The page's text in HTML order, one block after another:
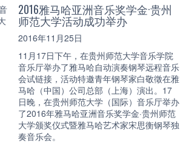
2016雅马哈亚洲音乐奖学金·贵州
师范大学活动成功举办
2016年11月25日
11月17日下午，在贵州师范大学音乐学院
音乐厅举办了雅马哈自动演奏钢琴远程音乐
会试链接，活动特邀青年钢琴家白敬徵在雅
马哈（中国）公司总部（上海）演出。17
日晚，在贵州师范大学（国际）音乐厅举办
了2016年雅马哈亚洲音乐奖学金·贵州师范
大学颁奖仪式暨雅马哈艺术家宋思衡钢琴独
奏音乐会。